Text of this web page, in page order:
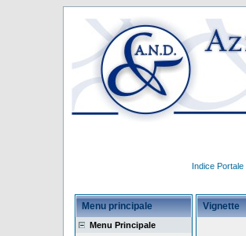
Indice Portale
Menu principale
Menu Principale
Vignette